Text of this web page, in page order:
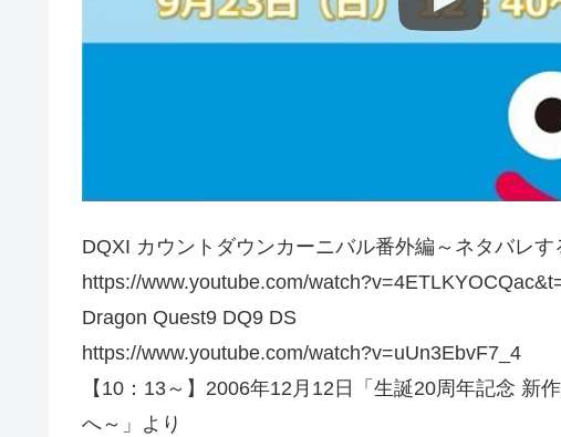
DQXI カウントダウンカーニバル番外編～ネタバレ
https://www.youtube.com/
Dragon Quest9 DQ9 DS
https://www.youtube.com/watch?v=uUn3EbvF7_4
【10：13～】2006年12月12日「生誕20周年記念 新
へ～」より